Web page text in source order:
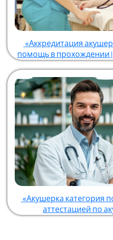
«Аккредитация
помощь в прохождении
«Акушерка категория
аттестацией по